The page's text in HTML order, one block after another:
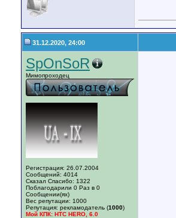
31.12.2020, 24:00
SpOnSoR
Мимопроходец
Регистрация: 26.07.2004
Сообщений: 4014
Сказал Спасибо: 1322
Поблагодарили 0 Раз в 0
Сообщении(ях)
Вес репутации: 1000
Репутация: рекламодатель (1000)
Мой КПК: HTC HERO, 6.0